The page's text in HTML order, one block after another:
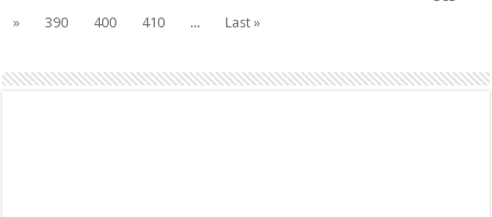
»
390 400 410 ... Last »